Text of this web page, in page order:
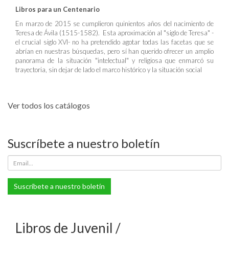
Libros para un Centenario
En marzo de 2015 se cumplieron quinientos años del nacimiento de
Teresa de Ávila (1515-1582). Esta aproximación al "siglo de Teresa" -
el crucial siglo XVI- no ha pretendido agotar todas las facetas que se
abrían en nuestras búsquedas, pero sí han querido ofrecer un amplio
panorama de la situación "intelectual" y religiosa que enmarcó su
trayectoria, sin dejar de lado el marco histórico y la situación social
Ver todos los catálogos
Suscríbete a nuestro boletín
Suscríbete a nuestro boletín
Libros de Juvenil